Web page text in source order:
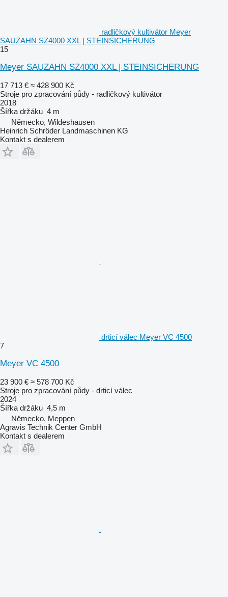
radličkový kultivátor Meyer
SAUZAHN SZ4000 XXL | STEINSICHERUNG
15
Meyer SAUZAHN SZ4000 XXL | STEINSICHERUNG
17 713 € ≈ 428 900 Kč
Stroje pro zpracování půdy - radličkový kultivátor
2018
Šířka držáku 4 m
Německo, Wildeshausen
Heinrich Schröder Landmaschinen KG
Kontakt s dealerem
drticí válec Meyer VC 4500
7
Meyer VC 4500
23 900 € ≈ 578 700 Kč
Stroje pro zpracování půdy - drticí válec
2024
Šířka držáku 4,5 m
Německo, Meppen
Agravis Technik Center GmbH
Kontakt s dealerem